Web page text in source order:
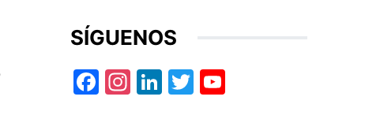
SÍGUENOS
Facebook
Instagram
LinkedIn
Twitter